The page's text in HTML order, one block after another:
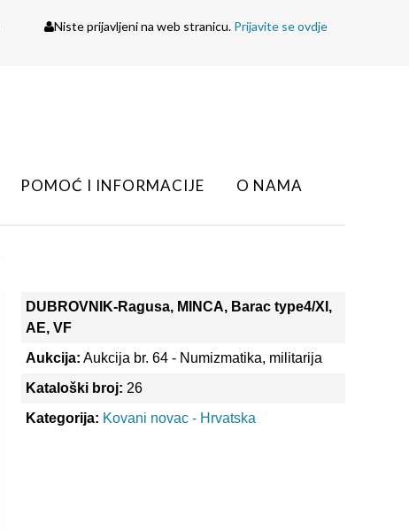
Niste prijavljeni na web stranicu. Prijavite se ovdje
POMOĆ I INFORMACIJE
O NAMA
DUBROVNIK-Ragusa, MINCA, Barac type4/XI,
AE, VF
Aukcija: Aukcija br. 64 - Numizmatika, militarija
Kataloški broj: 26
Kategorija: Kovani novac - Hrvatska